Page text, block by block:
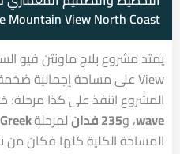
Mountain View North Coast
View على مساحة إجمالية ضخمة تصل لحوالي
المشروع اتنفذ على كذا
wave، و235 فدان لمرحلة
المساحة الكلية كلها فكان من